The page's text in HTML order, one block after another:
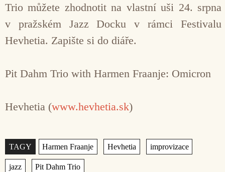
Trio můžete zhodnotit na vlastní uši 24. srpna
v pražském Jazz Docku v rámci Festivalu
Hevhetia. Zapište si do diáře.
Pit Dahm Trio with Harmen Fraanje: Omicron
Hevhetia (www.hevhetia.sk)
Štítky